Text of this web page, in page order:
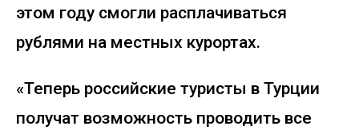
этом году смогли расплачиваться
рублями на местных курортах.
«Теперь российские туристы в Турции
получат возможность проводить все